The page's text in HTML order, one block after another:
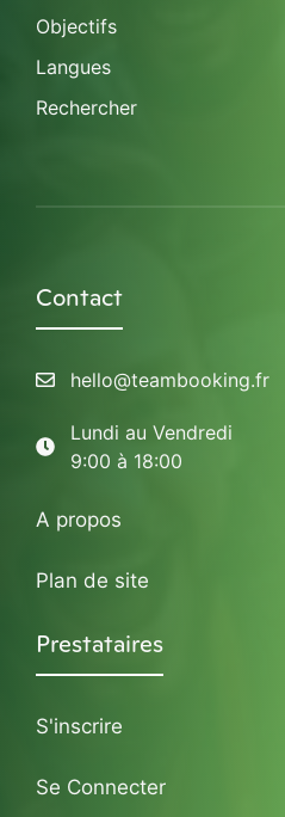
Objectifs
Langues
Rechercher
Contact
hello@teambooking.fr
Lundi au Vendredi
9:00 à 18:00
A propos
Plan de site
Prestataires
S'inscrire
Se Connecter